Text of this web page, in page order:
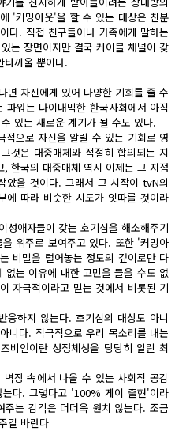
'커밍아웃'을 할 수 있는 대상은 친분
다. 직접 친구들이나 가족에게 말하는
는 장면이지만 결국 케이블 채널이 갖
타까울 뿐이다.
면 자신에게 있어 다양한 기회를 줄 수
워는 다이내믹한 한국사회에서 아직
있는 새로운 계기가 될 수도 있다.
으로 자신을 알릴 수 있는 기회로 영
것은 대중매체와 적절히 합의되는 지
한국의 대중매체 역시 이제는 그 지점
았을 것이다. 그래서 그 시작이 tvN의
에 따라 비슷한 시도가 잇따를 것이라
성애자들이 갖는 호기심을 해소해주기
위주로 보여주고 있다. 또한 '커밍아
비밀을 털어놓는 정도의 깊이로만 다
는 이유에 대한 고민을 들을 수도 없
자극적이라고 믿는 것에서 비롯된 기
응하지 않는다. 호기심의 대상도 아니
니다. 적극적으로 우리 목소리를 내는
비언이란 성정체성을 당당히 알린 최
장 속에서 나올 수 있는 사회적 공감
다. 그렇다고 '100% 게이 출현'이라
는 감각은 더더욱 원치 않는다. 조금
길 바란다